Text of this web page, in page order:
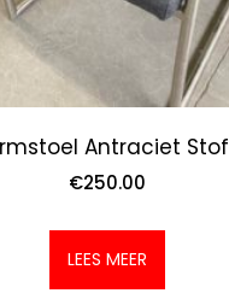
Antraciet Stof
€250.00
LEES MEER